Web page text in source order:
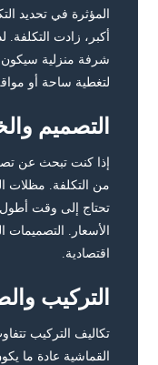
المؤثرة في تحديد
أكبر، زادت
شرفة منزلية
لتغطية ساحة أو
التصميم
إذا كنت تبحث عن
من التكلفة. مظلات
تحتاج إلى وقت أطول
الأسعار. التصميمات
اقتصادية.
التركيب
تكاليف التركيب
القماشية عادة ما